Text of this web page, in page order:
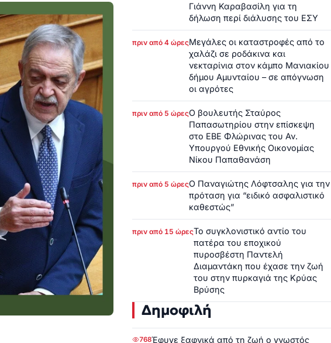
Γιάννη Καραβασίλη για τη
δήλωση περί διάλυσης του ΕΣΥ
πριν από 4 ώρεςΜεγάλες οι καταστροφές από το
χαλάζι σε ροδάκινα και
νεκταρίνια στον κάμπο Μανιακίου
δήμου Αμυνταίου – σε απόγνωση
οι αγρότες
πριν από 5 ώρεςΟ βουλευτής Σταύρος
Παπασωτηρίου στην επίσκεψη
στο ΕΒΕ Φλώρινας του Αν.
Υπουργού Εθνικής Οικονομίας
Νίκου Παπαθανάση
πριν από 5 ώρεςΟ Παναγιώτης Λόφτσαλης για την
πρόταση για “ειδικό ασφαλιστικό
καθεστώς”
πριν από 15 ώρεςΤο συγκλονιστικό αντίο του
πατέρα του εποχικού
πυροσβέστη Παντελή
Διαμαντάκη που έχασε την ζωή
του στην πυρκαγιά της Κρύας
Βρύσης
Δημοφιλή
768Έφυγε ξαφνικά από τη ζωή ο γνωστός